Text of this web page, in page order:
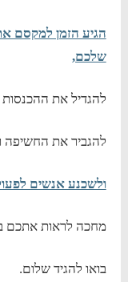
הגיע הזמן למקסם
שלכם,
להגדיל את
להגביר את החשיפה
ולשכנע אנשים
מחכה לראות אתכם
בואו להגיד שלום.